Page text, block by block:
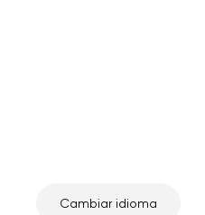
Cambiar idioma